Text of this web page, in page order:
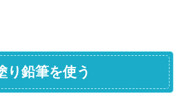
り鉛筆を使う